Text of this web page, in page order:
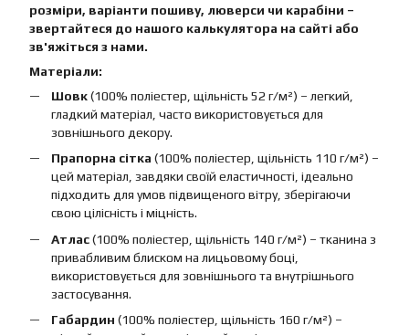
розміри, варіанти пошиву, люверси чи карабіни –
звертайтеся до нашого калькулятора на сайті або
зв'яжіться з нами.
Матеріали:
Шовк(100% поліестер, щільність 52 г/м²) – легкий,
гладкий матеріал, часто використовується для
зовнішнього декору.
Прапорна сітка (100% поліестер, щільність 110 г/м²) –
цей матеріал, завдяки своїй еластичності, ідеально
підходить для умов підвищеного вітру, зберігаючи
свою цілісність і міцність.
Атлас(100% поліестер, щільність 140 г/м²) – тканина з
привабливим блиском на лицьовому боці,
використовується для зовнішнього та внутрішнього
застосування.
Габардин (100% поліестер, щільність 160 г/м²) –